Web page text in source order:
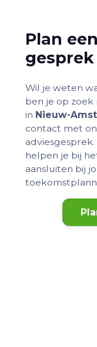
Plan
gesprek
Wil je weten
ben je op zoek
in Nieuw-
contact met
helpen je bij
aansluiten bij